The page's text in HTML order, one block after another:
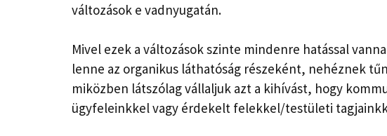
változások e vadnyugatán.
Mivel ezek a változások szinte mindenre hatással
lenne az organikus láthatóság részeként, nehéznek
miközben látszólag vállaljuk azt a kihívást, hogy
ügyfeleinkkel vagy érdekelt felekkel/testületi